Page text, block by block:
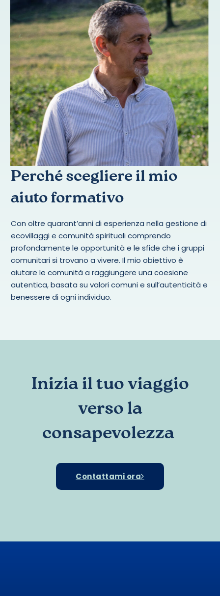
Perché scegliere il mio
aiuto formativo
Con oltre quarant’anni di esperienza nella gestione di
ecovillaggi e comunità spirituali comprendo
profondamente le opportunità e le sfide che i gruppi
comunitari si trovano a vivere. Il mio obiettivo è
aiutare le comunità a raggiungere una coesione
autentica, basata su valori comuni e sull’autenticità e
benessere di ogni individuo.
Inizia il tuo viaggio
verso la
consapevolezza
Contattami ora